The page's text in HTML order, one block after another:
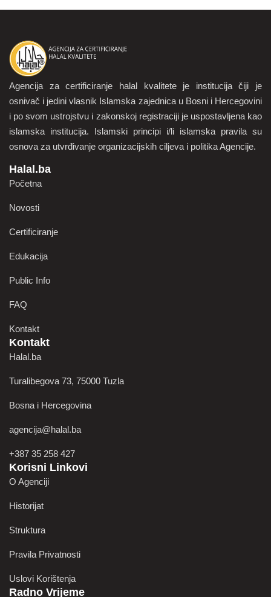
Agencija za certificiranje halal kvalitete je institucija čiji je
osnivač i jedini vlasnik Islamska zajednica u Bosni i Hercegovini
i po svom ustrojstvu i zakonskoj registraciji je uspostavljena kao
islamska institucija. Islamski principi i/li islamska pravila su
osnova za utvrđivanje organizacijskih ciljeva i politika Agencije.
Halal.ba
Početna
Novosti
Certificiranje
Edukacija
Public Info
FAQ
Kontakt
Kontakt
Halal.ba
Turalibegova 73, 75000 Tuzla
Bosna i Hercegovina
agencija@halal.ba
+387 35 258 427
Korisni Linkovi
O Agenciji
Historijat
Struktura
Pravila Privatnosti
Uslovi Korištenja
Radno Vrijeme